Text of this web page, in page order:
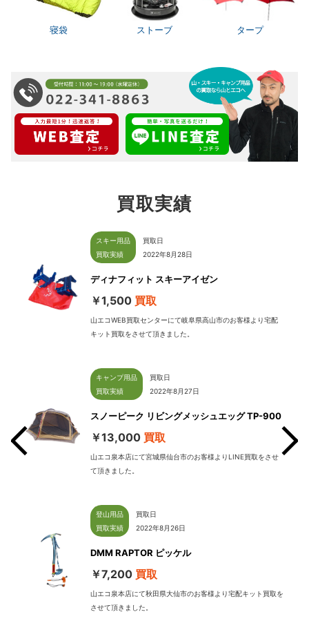
寝袋 ストーブ タープ
買取実績
スキー用品
買取実績
買取日
2022年8月28日
ディナフィット スキーアイゼン
￥1,500 買取
山エコWEB買取センターにて岐阜県高山市のお客様より宅配
キット買取をさせて頂きました。
キャンプ用品
買取実績
買取日
2022年8月27日
スノーピーク リビングメッシュエッグ TP-900
￥13,000 買取
山エコ泉本店にて宮城県仙台市のお客様よりLINE買取をさせ
て頂きました。
登山用品
買取実績
買取日
2022年8月26日
DMM RAPTOR ピッケル
￥7,200 買取
山エコ泉本店にて秋田県大仙市のお客様より宅配キット買取を
させて頂きました。